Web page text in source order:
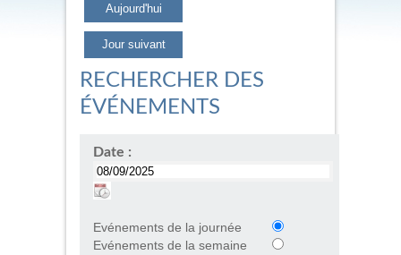
Aujourd'hui
Jour suivant
RECHERCHER DES
ÉVÉNEMENTS
Date :
Evénements de la journée
Evénements de la semaine